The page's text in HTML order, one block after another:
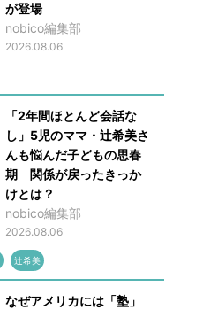
が登場
nobico編集部
2026.08.06
「2年間ほとんど会話な
し」5児のママ・辻希美さ
んも悩んだ子どもの思春
期 関係が戻ったきっか
けとは？
nobico編集部
2026.08.06
辻希美
なぜアメリカには「塾」